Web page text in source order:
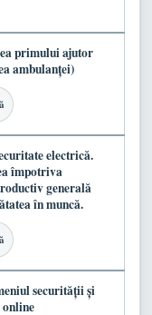
primului ajutor
ambulanței)
electrică.
împotriva
generală
în muncă.
securității și